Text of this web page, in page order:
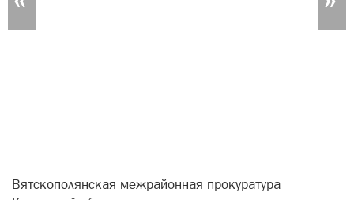
Установлено, что мебель в жилых комнатах Центра